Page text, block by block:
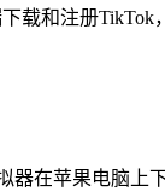
载和注册TikTok
在苹果电脑上